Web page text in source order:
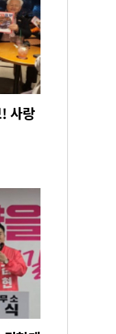
사랑